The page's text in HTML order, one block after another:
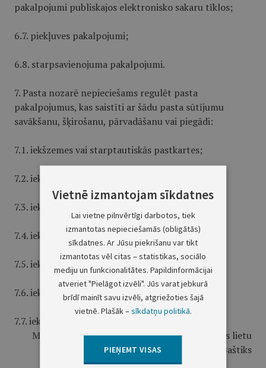
pakalpojumi publiskajos elektronisko sakaru tīklos;
6.7. piekļuves pakalpojumi;
6.8. starpsavienojuma pakalpojumi.
7. Pasta nozarē nepieciešams regulēt pasta
pakalpojumus, kas saistīti ar šādu pasta sūtījumu
savākšanu, šķirošanu, pārvadāšanu vai piegādi:
7.1. iekšzemes vai starptautiskās pastkartes;
7.2. iekšzemes vai starptautiskās vēstules;
7.3. iekšzemes vai starptautiskās bandroles;
7.4. iekšzemes vai starptautiskās sīkpakas;
7.5. iekšzemes vai starptautiskās pasta pakas;
7.6. iekšzemes vai starptautiskās eksprespakas;
7.7. iekšzemes vai starptautiskās ekspresvēstules."
Ministru prezidenta vietā — bērnu un ģimenes lietu
ministrs A.Baštiks
Vietnē izmantojam sīkdatnes
Lai vietne pilnvērtīgi darbotos, tiek
izmantotas nepieciešamās (obligātās)
sīkdatnes. Ar Jūsu piekrišanu var tikt
izmantotas vēl citas – statistikas, sociālo
mediju un funkcionalitātes. Papildinformācijai
atveriet "Pielāgot izvēli". Jūs varat jebkurā
brīdī mainīt savu izvēli, atgriežoties šajā
vietnē. Plašāk –sīkdatņu politikā.
PIEŅEMT VISAS